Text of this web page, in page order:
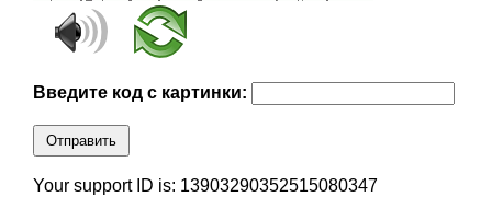
Введите код с картинки:
Отправить
Your support ID is: 13903290352515080347